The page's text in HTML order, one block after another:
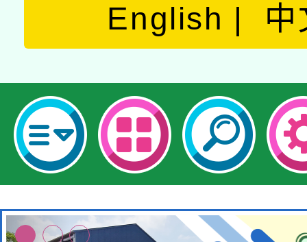
English 中